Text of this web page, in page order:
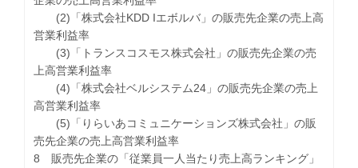
(2)「株式会社KDD Iエボルバ」の販売先企業の売上高
営業利益率
(3)「トランスコスモス株式会社」の販売先企業の売
上高営業利益率
(4)「株式会社ベルシステム24」の販売先企業の売上
高営業利益率
(5)「りらいあコミュニケーションズ株式会社」の販
売先企業の売上高営業利益率
8 販売先企業の「従業員一人当たり売上高ランキング」